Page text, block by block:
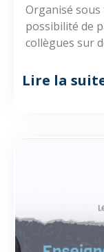
Organisé
possibilité de
collègues sur
Lire la